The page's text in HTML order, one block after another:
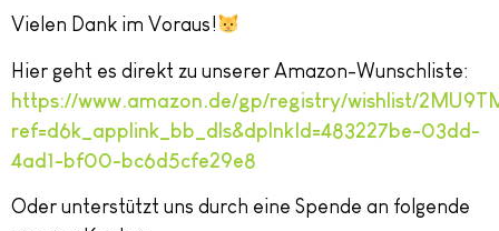
Vielen Dank im Voraus!
Hier geht es direkt zu unserer Amazon-Wunschliste:
https://www.amazon.de/gp/registry/wishlist/
ref=d6k_applink_bb_dls&dplnkId=483227be-03dd-
4ad1-bf00-bc6d5cfe29e8
Oder unterstützt uns durch eine Spende an folgende